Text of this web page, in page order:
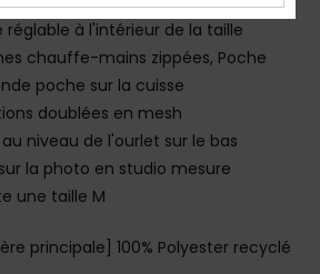
réglable à l'intérieur de la taille
chauffe-mains zippées, Poche
poche sur la cuisse
doublées en mesh
niveau de l'ourlet sur le bas
la photo en studio mesure
une taille M
principale] 100% Polyester recyclé